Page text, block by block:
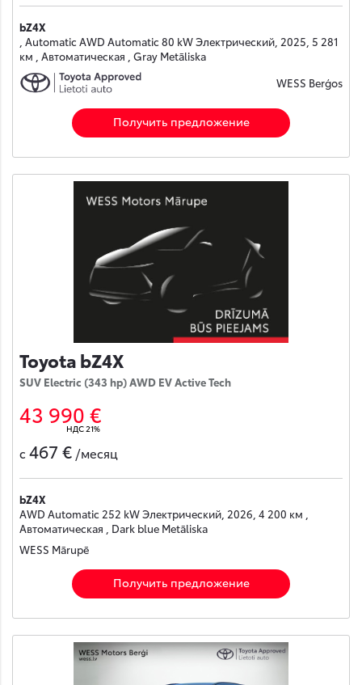
bZ4X
, Automatic AWD Automatic 80 kW Электрический, 2025, 5 281
км , Автоматическая , Gray Metāliska
WESS Berģos
Получить предложение
Toyota bZ4X
SUV Electric (343 hp) AWD EV Active Tech
43 990 €
НДС 21%
с 467 € /месяц
bZ4X
AWD Automatic 252 kW Электрический, 2026, 4 200 км ,
Автоматическая , Dark blue Metāliska
WESS Mārupē
Получить предложение